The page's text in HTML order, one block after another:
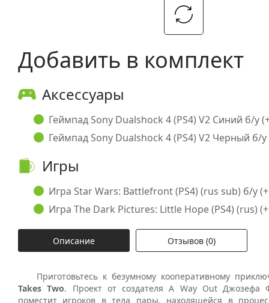
Добавить в комплект
Аксессуары
Геймпад Sony Dualshock 4 (PS4) V2 Синий б/у
Геймпад Sony Dualshock 4 (PS4) V2 Черный б/у
Игры
Игра Star Wars: Battlefront (PS4) (rus sub) б/у
Игра The Dark Pictures: Little Hope (PS4) (rus)
Описание Отзывов (0)
Приготовьтесь к безумному кооперативному
Takes Two. Проект от создателя A Way Out Джозефа
поместит игроков в тела пары, находящейся в